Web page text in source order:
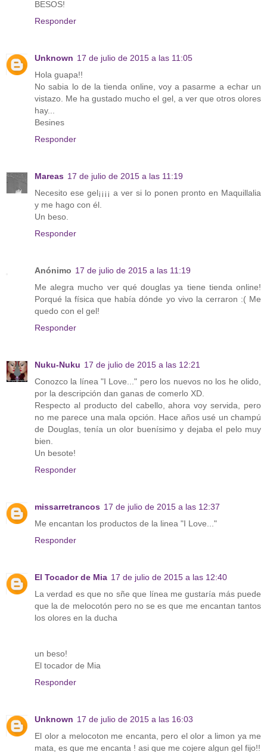
BESOS!
Responder
Unknown 17 de julio de 2015 a las 11:05
Hola guapa!!
No sabia lo de la tienda online, voy a pasarme a echar un
vistazo. Me ha gustado mucho el gel, a ver que otros olores
hay...
Besines
Responder
Mareas 17 de julio de 2015 a las 11:19
Necesito ese gel¡¡¡¡ a ver si lo ponen pronto en Maquillalia
y me hago con él.
Un beso.
Responder
Anónimo 17 de julio de 2015 a las 11:19
Me alegra mucho ver qué douglas ya tiene tienda online!
Porqué la física que había dónde yo vivo la cerraron :( Me
quedo con el gel!
Responder
Nuku-Nuku 17 de julio de 2015 a las 12:21
Conozco la línea "I Love..." pero los nuevos no los he olido,
por la descripción dan ganas de comerlo XD.
Respecto al producto del cabello, ahora voy servida, pero
no me parece una mala opción. Hace años usé un champú
de Douglas, tenía un olor buenísimo y dejaba el pelo muy
bien.
Un besote!
Responder
missarretrancos 17 de julio de 2015 a las 12:37
Me encantan los productos de la linea "I Love..."
Responder
El Tocador de Mia 17 de julio de 2015 a las 12:40
La verdad es que no sñe que línea me gustaría más puede
que la de melocotón pero no se es que me encantan tantos
los olores en la ducha
un beso!
El tocador de Mia
Responder
Unknown 17 de julio de 2015 a las 16:03
El olor a melocoton me encanta, pero el olor a limon ya me
mata, es que me encanta ! asi que me cojere algun gel fijo!!